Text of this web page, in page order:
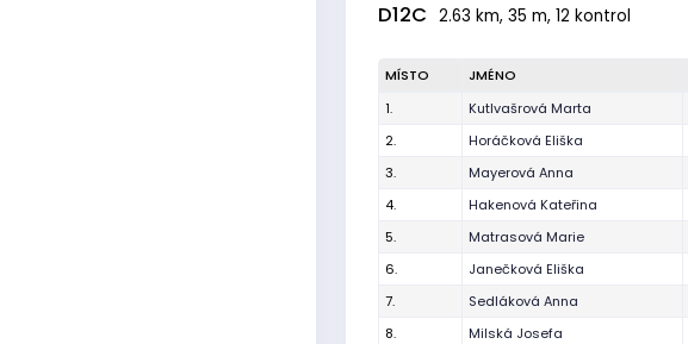
D12C 2.63 km, 35 m, 12 kontrol
MÍSTO JMÉNO
1.
Kutlvašrová Marta
2.
Horáčková Eliška
3.
Mayerová Anna
4.
Hakenová Kateřina
5.
Matrasová Marie
6.
Janečková Eliška
7.
Sedláková Anna
8.
Milská Josefa